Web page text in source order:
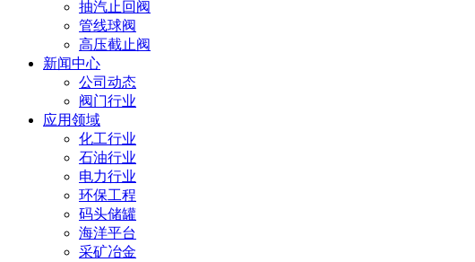
抽汽止回阀
管线球阀
高压截止阀
新闻中心
公司动态
阀门行业
应用领域
化工行业
石油行业
电力行业
环保工程
码头储罐
海洋平台
采矿冶金